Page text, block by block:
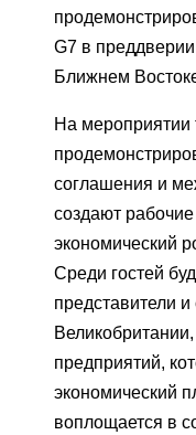
G7 в
Ближнем
На мероприятии
соглашения и
создают
экономический
Среди гостей
представители и
предприятий,
экономический
воплощается в